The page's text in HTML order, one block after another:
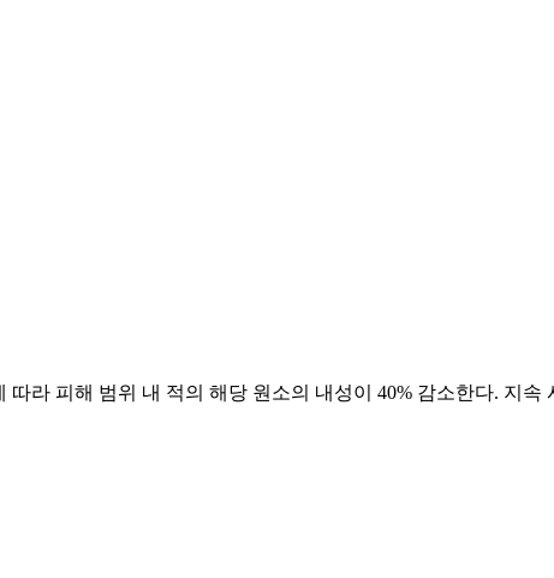
라 피해 범위 내 적의 해당 원소의 내성이 40% 감소한다. 지속